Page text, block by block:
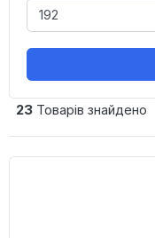
23Товарів знайдено